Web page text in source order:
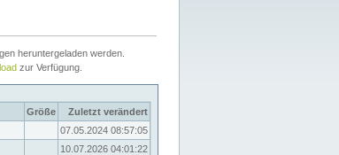
heruntergeladen werden.
zur Verfügung.
Größe
Zuletzt verändert
07.05.2024 08:57:05
10.07.2026 04:01:22